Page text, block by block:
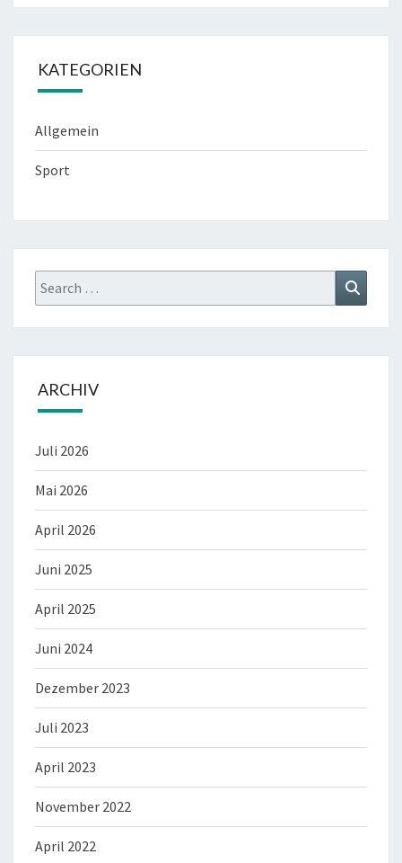
KATEGORIEN
Allgemein
Sport
Search
for:
ARCHIV
Juli 2026
Mai 2026
April 2026
Juni 2025
April 2025
Juni 2024
Dezember 2023
Juli 2023
April 2023
November 2022
April 2022